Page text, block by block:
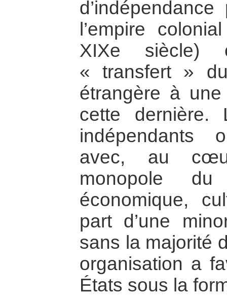
l’empire
XIXe siècle)
« transfert »
étrangère à
cette dernière.
indépendants
avec, au
monopole du
économique,
part d’une
sans la majorité
organisation a
États sous la